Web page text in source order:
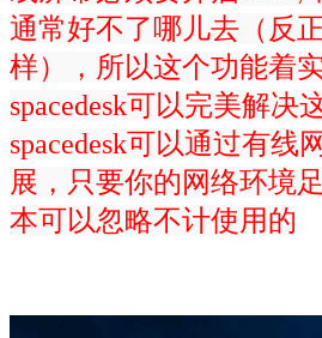
通常好不了哪儿去（反
样），所以这个功能着
spacedesk可以完美解决
spacedesk可以通过有线
展，只要你的网络环境
本可以忽略不计使用的